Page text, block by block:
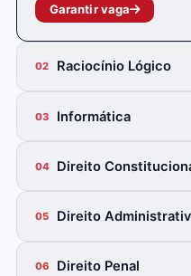
Garantir vaga
02 Raciocínio Lógico
03 Informática
04 Direito
05 Direito
06 Direito Penal